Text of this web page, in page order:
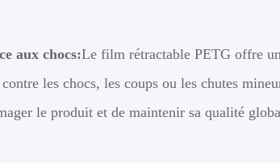
aux chocs:Le film rétractable PETG offre
les chocs, les coups ou les chutes
le produit et de maintenir sa qualité